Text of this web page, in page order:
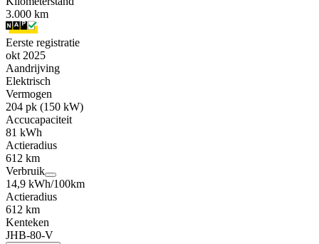
3.000 km
Eerste registratie
okt 2025
Aandrijving
Elektrisch
Vermogen
204 pk (150 kW)
Accucapaciteit
81 kWh
Actieradius
612 km
Verbruik
14,9 kWh/100km
Actieradius
612 km
Kenteken
JHB-80-V